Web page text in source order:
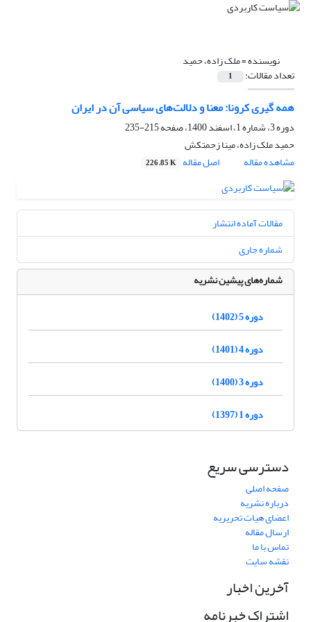
نویسنده =ملک زاده، حمید
تعداد مقالات: 1
همه گیری کرونا: معنا و دلالت‌های سیاسی آن در ایران
دوره 3، شماره 1، اسفند 1400، صفحه
215-235
حمید ملک زاده، مینا زحمتکش
مشاهده مقاله
اصل مقاله 226.85 K
مقالات آماده انتشار
شماره جاری
شماره‌های پیشین نشریه
دوره 5 (1402)
دوره 4 (1401)
دوره 3 (1400)
دوره 1 (1397)
دسترسی سریع
صفحه اصلی
درباره نشریه
اعضای هیات تحریریه
ارسال مقاله
تماس با ما
نقشه سایت
آخرین اخبار
اشتراک خبرنامه